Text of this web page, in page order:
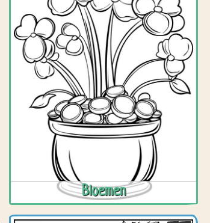
Bloemen